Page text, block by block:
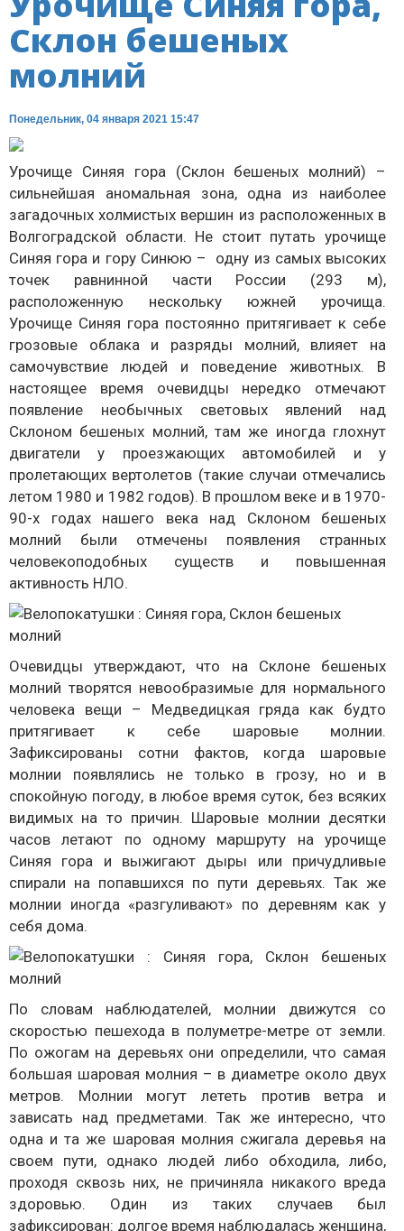
Склон бешеных
молний
Понедельник, 04 января 2021 15:47
Урочище Синяя гора (Склон бешеных молний) –
сильнейшая аномальная зона, одна из наиболее
загадочных холмистых вершин из расположенных в
Волгоградской области. Не стоит путать урочище
Синяя гора и гору Синюю – одну из самых высоких
точек равнинной части России (293 м),
расположенную нескольку южней урочища.
Урочище Синяя гора постоянно притягивает к себе
грозовые облака и разряды молний, влияет на
самочувствие людей и поведение животных. В
настоящее время очевидцы нередко отмечают
появление необычных световых явлений над
Склоном бешеных молний, там же иногда глохнут
двигатели у проезжающих автомобилей и у
пролетающих вертолетов (такие случаи отмечались
летом 1980 и 1982 годов). В прошлом веке и в 1970-
90-х годах нашего века над Склоном бешеных
молний были отмечены появления странных
человекоподобных существ и повышенная
активность НЛО.
Очевидцы утверждают, что на Склоне бешеных
молний творятся невообразимые для нормального
человека вещи – Медведицкая гряда как будто
притягивает к себе шаровые молнии.
Зафиксированы сотни фактов, когда шаровые
молнии появлялись не только в грозу, но и в
спокойную погоду, в любое время суток, без всяких
видимых на то причин. Шаровые молнии десятки
часов летают по одному маршруту на урочище
Синяя гора и выжигают дыры или причудливые
спирали на попавшихся по пути деревьях. Так же
молнии иногда «разгуливают» по деревням как у
себя дома.
По словам наблюдателей, молнии движутся со
скоростью пешехода в полуметре-метре от земли.
По ожогам на деревьях они определили, что самая
большая шаровая молния – в диаметре около двух
метров. Молнии могут лететь против ветра и
зависать над предметами. Так же интересно, что
одна и та же шаровая молния сжигала деревья на
своем пути, однако людей либо обходила, либо,
проходя сквозь них, не причиняла никакого вреда
здоровью. Один из таких случаев был
зафиксирован: долгое время наблюдалась женщина,